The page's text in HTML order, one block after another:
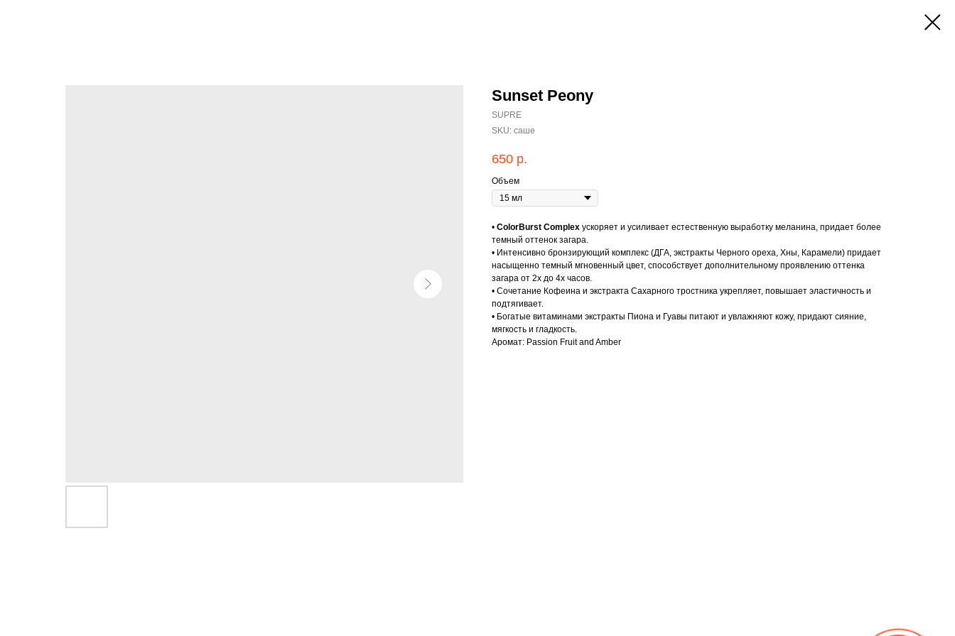
Sunset Peony
SUPRE
SKU: саше
650 р.
Объем
• ColorBurst Complex ускоряет и усиливает естественную выработку меланина, придает более
темный оттенок загара.
• Интенсивно бронзирующий комплекс (ДГА, экстракты Черного ореха, Хны, Карамели) придает
насыщенно темный мгновенный цвет, способствует дополнительному проявлению оттенка
загара от 2х до 4х часов.
• Сочетание Кофеина и экстракта Сахарного тростника укрепляет, повышает эластичность и
подтягивает.
• Богатые витаминами экстракты Пиона и Гуавы питают и увлажняют кожу, придают сияние,
мягкость и гладкость.
Аромат: Passion Fruit and Amber